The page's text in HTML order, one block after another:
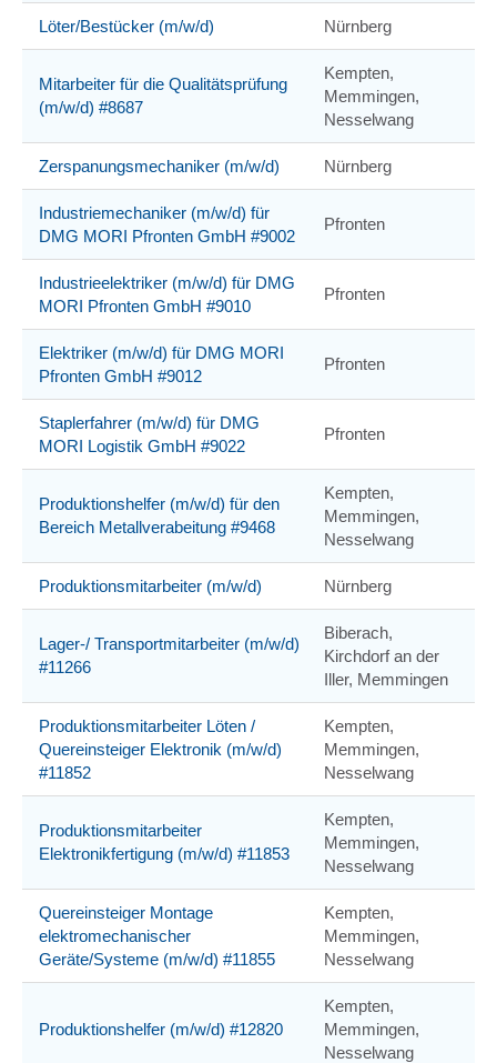
Löter/Bestücker (m/w/d) Nürnberg
Mitarbeiter für die Qualitätsprüfung
(m/w/d) #8687
Kempten,
Memmingen,
Nesselwang
Zerspanungsmechaniker (m/w/d) Nürnberg
Industriemechaniker (m/w/d) für
DMG MORI Pfronten GmbH #9002
Pfronten
Industrieelektriker (m/w/d) für DMG
MORI Pfronten GmbH #9010
Pfronten
Elektriker (m/w/d) für DMG MORI
Pfronten GmbH #9012
Pfronten
Staplerfahrer (m/w/d) für DMG
MORI Logistik GmbH #9022
Pfronten
Produktionshelfer (m/w/d) für den
Bereich Metallverabeitung #9468
Kempten,
Memmingen,
Nesselwang
Produktionsmitarbeiter (m/w/d) Nürnberg
Lager-/ Transportmitarbeiter (m/w/d)
#11266
Biberach,
Kirchdorf an der
Iller, Memmingen
Produktionsmitarbeiter Löten /
Quereinsteiger Elektronik (m/w/d)
#11852
Kempten,
Memmingen,
Nesselwang
Produktionsmitarbeiter
Elektronikfertigung (m/w/d) #11853
Kempten,
Memmingen,
Nesselwang
Quereinsteiger Montage
elektromechanischer
Geräte/Systeme (m/w/d) #11855
Kempten,
Memmingen,
Nesselwang
Produktionshelfer (m/w/d) #12820
Kempten,
Memmingen,
Nesselwang